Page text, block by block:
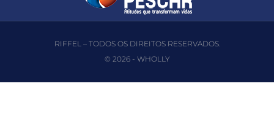
RIFFEL – TODOS OS DIREITOS RESERVADOS.
© 2026 - WHOLLY